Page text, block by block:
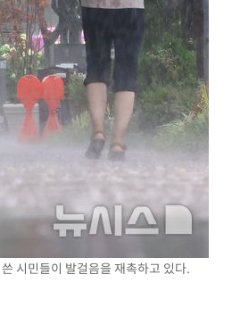
시민들이 발걸음을 재촉하고 있다.